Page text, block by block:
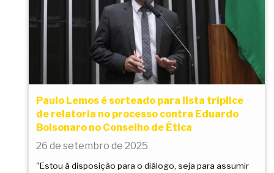
Paulo Lemos é sorteado para lista tríplice
de relatoria no processo contra Eduardo
Bolsonaro no Conselho de Ética
26 de setembro de 2025
"Estou à disposição para o diálogo, seja para assumir